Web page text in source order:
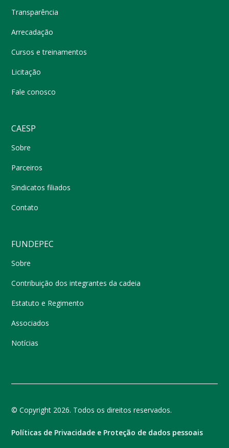
Transparência
Arrecadação
Cursos e treinamentos
Licitação
Fale conosco
CAESP
Sobre
Parceiros
Sindicatos filiados
Contato
FUNDEPEC
Sobre
Contribuição dos integrantes da cadeia
Estatuto e Regimento
Associados
Notícias
© Copyright 2026. Todos os direitos reservados.
Políticas de Privacidade e Proteção de dados pessoais